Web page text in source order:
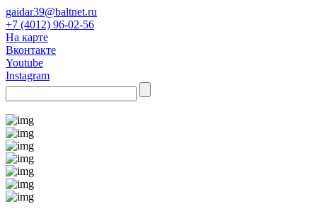
gaidar39@baltnet.ru
+7 (4012) 96-02-56
На карте
Вконтакте
Youtube
Instagram